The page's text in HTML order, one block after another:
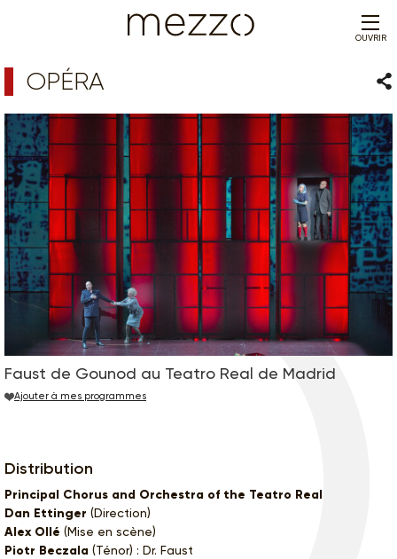
OUVRIR
OPÉRA
Faust de Gounod au Teatro Real de Madrid
Ajouter à mes programmes
Distribution
Principal Chorus and Orchestra of the Teatro Real
Dan Ettinger (Direction)
Alex Ollé (Mise en scène)
Piotr Beczala (Ténor) : Dr. Faust